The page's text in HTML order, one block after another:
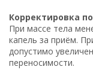
Корректировка
При массе тела
капель за приём.
допустимо
переносимости.